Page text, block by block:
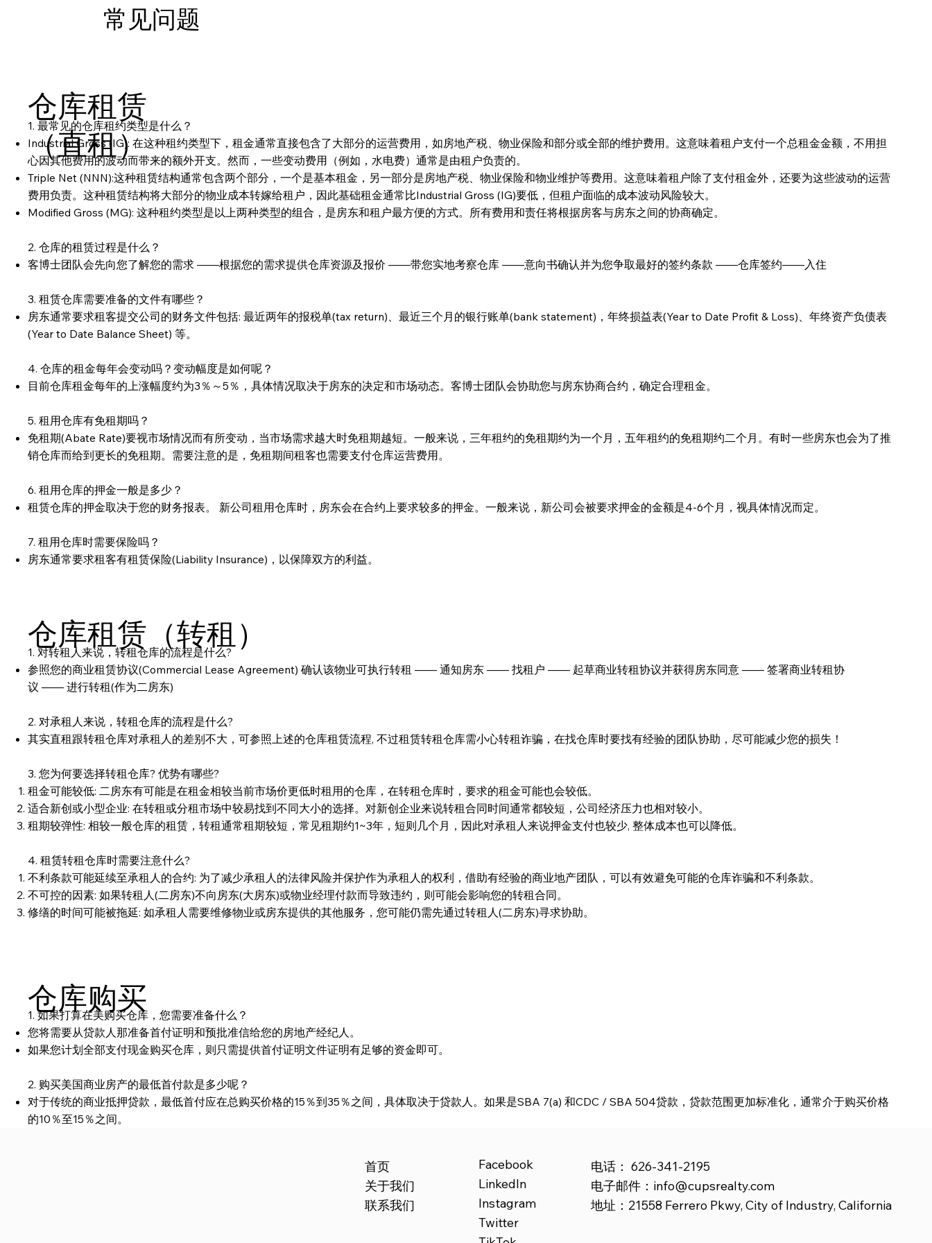
常见问题
Add paragraph text. Click “Edit Text” to update the font, size and more. To change and reuse text themes, go to Site Styles.
仓库租赁
（直租）
1. 最常见的仓库租约类型是什么？
Industrial Gross (IG): 在这种租约类型下，租金通常直接包含了大部分的运营费用，如房地产税、物业保险和部分或全部的维护费用。这意味着租户支付一个总租金金额，不用担
心因其他费用的波动而带来的额外开支。然而，一些变动费用（例如，水电费）通常是由租户负责的。
Triple Net (NNN):这种租赁结构通常包含两个部分，一个是基本租金，另一部分是房地产税、物业保险和物业维护等费用。这意味着租户除了支付租金外，还要为这些波动的运营
费用负责。这种租赁结构将大部分的物业成本转嫁给租户，因此基础租金通常比Industrial Gross (IG)要低，但租户面临的成本波动风险较大。
Modified Gross (MG): 这种租约类型是以上两种类型的组合，是房东和租户最方便的方式。所有费用和责任将根据房客与房东之间的协商确定。
2. 仓库的租赁过程是什么？
客博士团队会先向您了解您的需求 ——根据您的需求提供仓库资源及报价 ——带您实地考察仓库 ——意向书确认并为您争取最好的签约条款 ——仓库签约——入住
3. 租赁仓库需要准备的文件有哪些？
房东通常要求租客提交公司的财务文件包括: 最近两年的报税单(tax return)、最近三个月的银行账单(bank statement)，年终损益表(Year to Date Profit & Loss)、年终资产负债表
(Year to Date Balance Sheet) 等。
4. 仓库的租金每年会变动吗？变动幅度是如何呢？
目前仓库租金每年的上涨幅度约为3％～5％，具体情况取决于房东的决定和市场动态。客博士团队会协助您与房东协商合约，确定合理租金。
5. 租用仓库有免租期吗？
免租期(Abate Rate)要视市场情况而有所变动，当市场需求越大时免租期越短。一般来说，三年租约的免租期约为一个月，五年租约的免租期约二个月。有时一些房东也会为了推
销仓库而给到更长的免租期。需要注意的是，免租期间租客也需要支付仓库运营费用。
6. 租用仓库的押金一般是多少？
租赁仓库的押金取决于您的财务报表。 新公司租用仓库时，房东会在合约上要求较多的押金。一般来说，新公司会被要求押金的金额是4-6个月，视具体情况而定。
7. 租用仓库时需要保险吗？
房东通常要求租客有租赁保险(Liability Insurance)，以保障双方的利益。
仓库租赁（转租）
1. 对转租人来说，转租仓库的流程是什么?
参照您的商业租赁协议(Commercial Lease Agreement) 确认该物业可执行转租 —— 通知房东 —— 找租户 —— 起草商业转租协议并获得房东同意 —— 签署商业转租协
议 —— 进行转租(作为二房东)
2. 对承租人来说，转租仓库的流程是什么?
其实直租跟转租仓库对承租人的差别不大，可参照上述的仓库租赁流程, 不过租赁转租仓库需小心转租诈骗，在找仓库时要找有经验的团队协助，尽可能减少您的损失！
3. 您为何要选择转租仓库? 优势有哪些?
租金可能较低: 二房东有可能是在租金相较当前市场价更低时租用的仓库，在转租仓库时，要求的租金可能也会较低。
适合新创或小型企业: 在转租或分租市场中较易找到不同大小的选择。对新创企业来说转租合同时间通常都较短，公司经济压力也相对较小。
租期较弹性: 相较一般仓库的租赁，转租通常租期较短，常见租期约1~3年，短则几个月，因此对承租人来说押金支付也较少, 整体成本也可以降低。
4. 租赁转租仓库时需要注意什么?
不利条款可能延续至承租人的合约: 为了减少承租人的法律风险并保护作为承租人的权利，借助有经验的商业地产团队，可以有效避免可能的仓库诈骗和不利条款。
不可控的因素: 如果转租人(二房东)不向房东(大房东)或物业经理付款而导致违约，则可能会影响您的转租合同。
修缮的时间可能被拖延: 如承租人需要维修物业或房东提供的其他服务，您可能仍需先通过转租人(二房东)寻求协助。
仓库购买
1. 如果打算在美购买仓库，您需要准备什么？
您将需要从贷款人那准备首付证明和预批准信给您的房地产经纪人。
如果您计划全部支付现金购买仓库，则只需提供首付证明文件证明有足够的资金即可。
2. 购买美国商业房产的最低首付款是多少呢？
对于传统的商业抵押贷款，最低首付应在总购买价格的15％到35％之间，具体取决于贷款人。如果是SBA 7(a) 和CDC / SBA 504贷款，贷款范围更加标准化，通常介于购买价格
的10％至15％之间。
电话： 626-341-2195
电子邮件： info@cupsrealty.com
地址：21558 Ferrero Pkwy, City of Industry, California
首页
关于我们
联系我们
Facebook
LinkedIn
Instagram
Twitter